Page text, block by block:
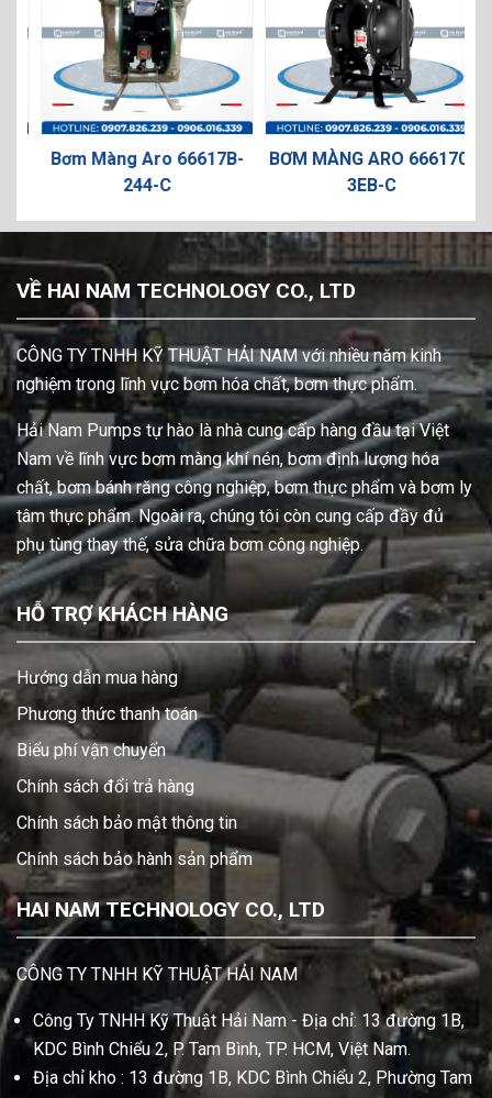
Bơm Màng Aro 66617B-
244-C
BƠM MÀNG ARO 666170-
3EB-C
VỀ HAI NAM TECHNOLOGY CO., LTD
CÔNG TY TNHH KỸ THUẬT HẢI NAM với nhiều năm kinh
nghiệm trong lĩnh vực bơm hóa chất, bơm thực phẩm.
Hải Nam Pumps tự hào là nhà cung cấp hàng đầu tại Việt
Nam về lĩnh vực bơm màng khí nén, bơm định lượng hóa
chất, bơm bánh răng công nghiệp, bơm thực phẩm và bơm ly
tâm thực phẩm. Ngoài ra, chúng tôi còn cung cấp đầy đủ
phụ tùng thay thế, sửa chữa bơm công nghiệp.
HỖ TRỢ KHÁCH HÀNG
Hướng dẫn mua hàng
Phương thức thanh toán
Biểu phí vận chuyển
Chính sách đổi trả hàng
Chính sách bảo mật thông tin
Chính sách bảo hành sản phẩm
HAI NAM TECHNOLOGY CO., LTD
CÔNG TY TNHH KỸ THUẬT HẢI NAM
Công Ty TNHH Kỹ Thuật Hải Nam - Địa chỉ: 13 đường 1B,
KDC Bình Chiểu 2, P. Tam Bình, TP. HCM, Việt Nam.
Địa chỉ kho : 13 đường 1B, KDC Bình Chiểu 2, Phường Tam